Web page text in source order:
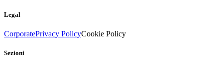
Legal
CorporatePrivacy PolicyCookie Policy
Sezioni